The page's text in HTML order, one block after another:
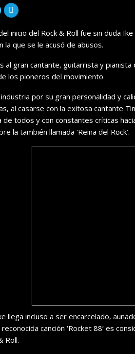
inicio del Rock & Roll fue sin duda
la que se le acusó de abusos.
al gran cantante, guitarrista y
los pioneros del movimiento.
por su gran personalidad y
al casarse con la exitosa cantante
todos y con constantes críticas
la también llamada ‘Reina del Rock’.
llega incluso a ser encarcelado,
canción ‘Rocket 88’ es
Roll.